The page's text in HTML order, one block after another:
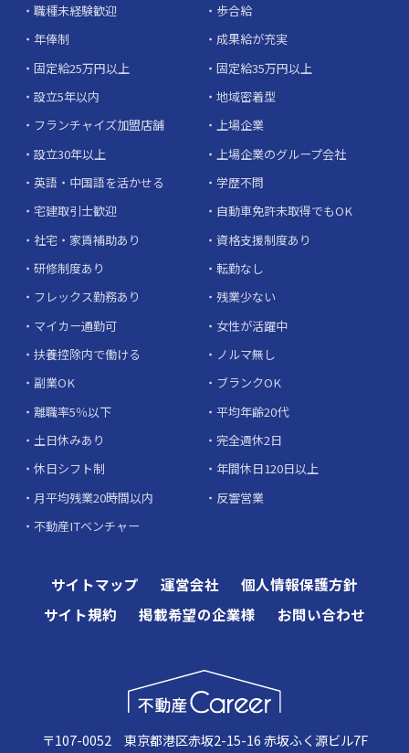
職種未経験歓迎
歩合給
年俸制
成果給が充実
固定給25万円以上
固定給35万円以上
設立5年以内
地域密着型
フランチャイズ加盟店舗
上場企業
設立30年以上
上場企業のグループ会社
英語・中国語を活かせる
学歴不問
宅建取引士歓迎
自動車免許未取得でもOK
社宅・家賃補助あり
資格支援制度あり
研修制度あり
転勤なし
フレックス勤務あり
残業少ない
マイカー通勤可
女性が活躍中
扶養控除内で働ける
ノルマ無し
副業OK
ブランクOK
離職率5％以下
平均年齢20代
土日休みあり
完全週休2日
休日シフト制
年間休日120日以上
月平均残業20時間以内
反響営業
不動産ITベンチャー
サイトマップ 運営会社
個人情報保護方針
サイト規約
掲載希望の企業様 お問い合わせ
〒107-0052 東京都港区赤坂2-15-16 赤坂ふく源ビル7F